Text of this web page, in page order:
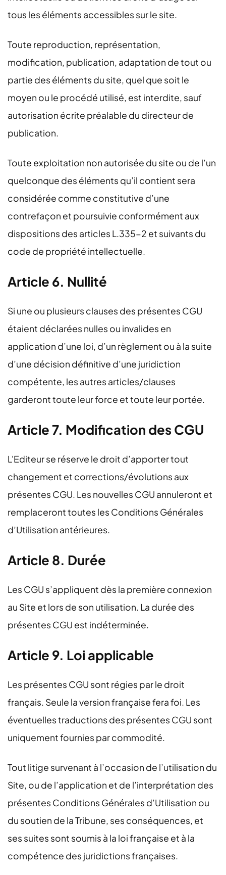
tous les éléments accessibles sur le site.
Toute reproduction, représentation,
modification, publication, adaptation de tout ou
partie des éléments du site, quel que soit le
moyen ou le procédé utilisé, est interdite, sauf
autorisation écrite préalable du directeur de
publication.
Toute exploitation non autorisée du site ou de l’un
quelconque des éléments qu’il contient sera
considérée comme constitutive d’une
contrefaçon et poursuivie conformément aux
dispositions des articles L.335-2 et suivants du
code de propriété intellectuelle.
Article 6. Nullité
Si une ou plusieurs clauses des présentes CGU
étaient déclarées nulles ou invalides en
application d’une loi, d’un règlement ou à la suite
d’une décision définitive d’une juridiction
compétente, les autres articles/clauses
garderont toute leur force et toute leur portée.
Article 7. Modification des CGU
L'Editeur se réserve le droit d’apporter tout
changement et corrections/évolutions aux
présentes CGU. Les nouvelles CGU annuleront et
remplaceront toutes les Conditions Générales
d’Utilisation antérieures.
Article 8. Durée
Les CGU s’appliquent dès la première connexion
au Site et lors de son utilisation. La durée des
présentes CGU est indéterminée.
Article 9. Loi applicable
Les présentes CGU sont régies par le droit
français. Seule la version française fera foi. Les
éventuelles traductions des présentes CGU sont
uniquement fournies par commodité.
Tout litige survenant à l’occasion de l’utilisation du
Site, ou de l’application et de l’interprétation des
présentes Conditions Générales d’Utilisation ou
du soutien de la Tribune, ses conséquences, et
ses suites sont soumis à la loi française et à la
compétence des juridictions françaises.